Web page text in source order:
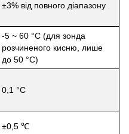
±3% від повного діапазону
-5 ~ 60 °С (для зонда
розчиненого кисню, лише
до 50 °С)
0,1 °С
±0,5℃